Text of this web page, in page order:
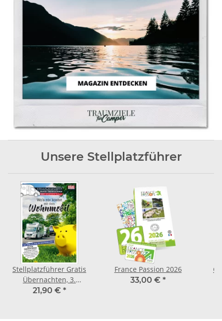
Unsere Stellplatzführer
Stellplatzführer Gratis
Übernachten, 3.
aktualisierte Auflage
21,90 € *
France Passion 2026
33,00 € *